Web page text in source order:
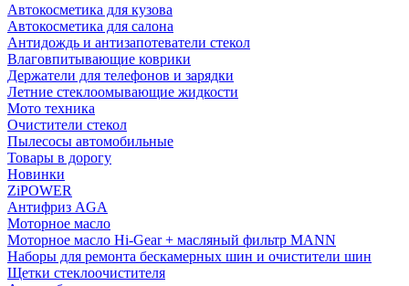
Автокосметика для кузова
Автокосметика для салона
Антидождь и антизапотеватели стекол
Влаговпитывающие коврики
Держатели для телефонов и зарядки
Летние стеклоомывающие жидкости
Мото техника
Очистители стекол
Пылесосы автомобильные
Товары в дорогу
Новинки
ZiPOWER
Антифриз AGA
Моторное масло
Моторное масло Hi-Gear + масляный фильтр MANN
Наборы для ремонта бескамерных шин и очистители шин
Щетки стеклоочистителя